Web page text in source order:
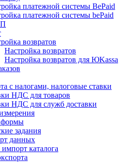
платежной системы BePaid
платежной системы bePaid
возвратов
Настройка возвратов
Настройка возвратов для ЮKassa
с налогами, налоговые ставки
НДС для товаров
НДС для служб доставки
формы
задания
данных
каталога